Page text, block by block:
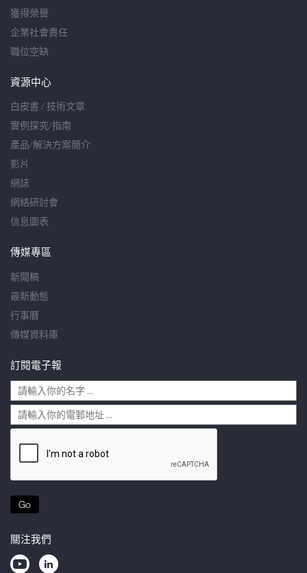
獲得榮譽
企業社會責任
職位空缺
資源中心
白皮書 / 技術文章
實例探究/指南
產品/解決方案簡介
影片
網誌
網絡研討會
信息圖表
傳媒專區
新聞稿
最新動態
行事曆
傳媒資料庫
訂閱電子報
Go
關注我們